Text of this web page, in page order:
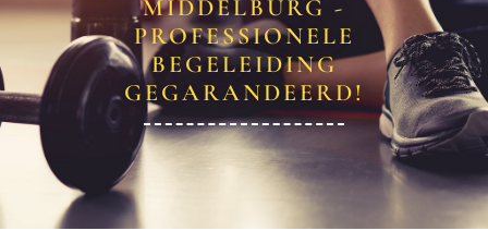
MIDDELBURG -
PROFESSIONELE
BEGELEIDING
GEGARANDEERD!